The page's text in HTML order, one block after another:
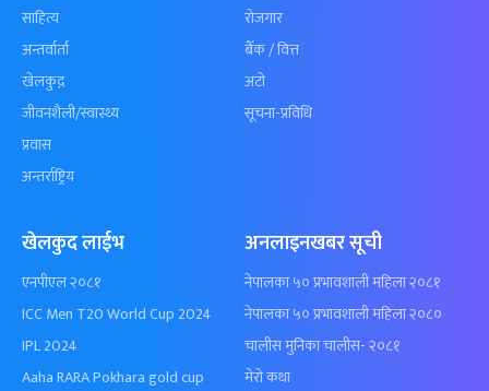
साहित्य
अन्तर्वार्ता
खेलकुद़़
जीवनशैली/स्वास्थ्य
प्रवास
अन्तर्राष्ट्रिय
रोजगार
बैँक / वित्त
अटो
सूचना-प्रविधि
खेलकुद लाईभ
एनपीएल २०८१
ICC Men T20 World Cup 2024
IPL 2024
Aaha RARA Pokhara gold cup
अनलाइनखबर सूची
नेपालका ५० प्रभावशाली महिला २०८१
नेपालका ५० प्रभावशाली महिला २०८०
चालीस मुनिका चालीस- २०८१
मेरो कथा